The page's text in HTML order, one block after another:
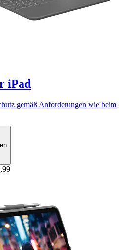
iPad
gemäß Anforderungen wie beim